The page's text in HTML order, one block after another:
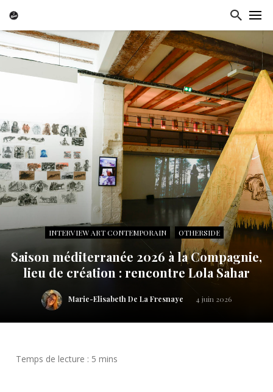
INTERVIEW ART CONTEMPORAIN OTHERSIDE
Saison méditerranée 2026 à la Compagnie,
lieu de création : rencontre Lola Sahar
Marie-Elisabeth De La Fresnaye 4 juin 2026